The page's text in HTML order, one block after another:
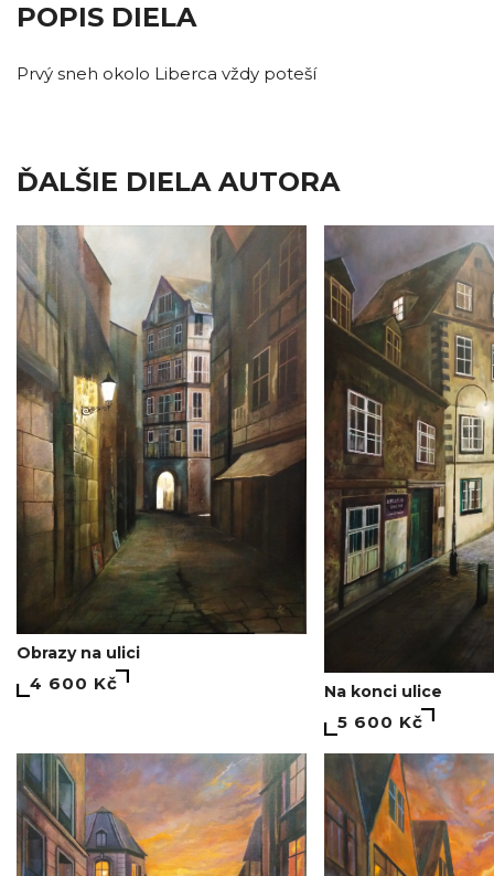
POPIS DIELA
Prvý sneh okolo Liberca vždy poteší
ĎALŠIE DIELA AUTORA
Obrazy na ulici
4 600 Kč Na konci ulice
5 600 Kč